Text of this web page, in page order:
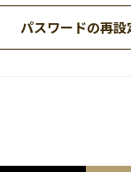
パスワードの再設